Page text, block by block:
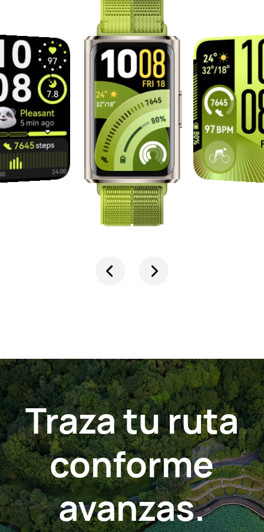
Traza tu ruta
conforme
avanzas.